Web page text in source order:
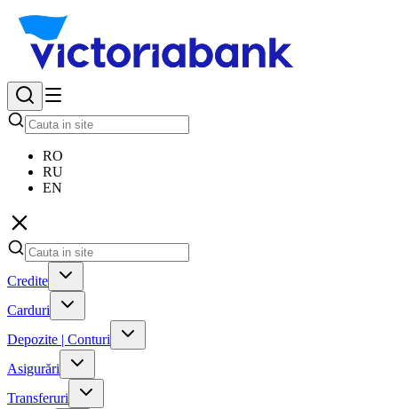
RO
RU
EN
Credite
Carduri
Depozite | Conturi
Asigurări
Transferuri